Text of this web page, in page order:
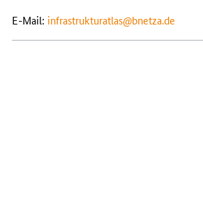
E-Mail: infrastrukturatlas@bnetza.de